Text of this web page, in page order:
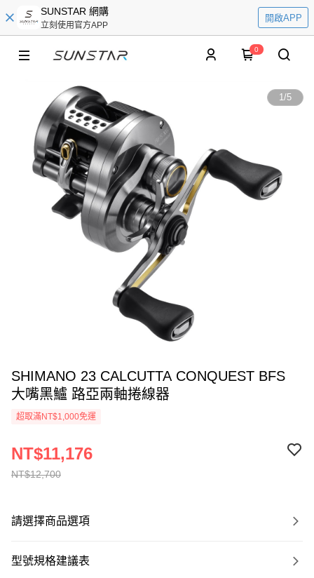
SUNSTAR 網購
立刻使用官方APP
開啟APP
0
1/5
SHIMANO 23 CALCUTTA CONQUEST BFS
大嘴黑鱸 路亞兩軸捲線器
超取滿NT$1,000免運
NT$12,700
NT$11,176
請選擇商品選項
型號規格建議表